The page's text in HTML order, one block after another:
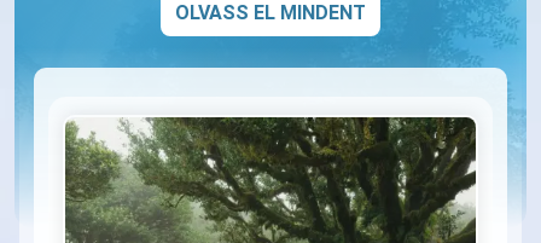
OLVASS EL MINDENT